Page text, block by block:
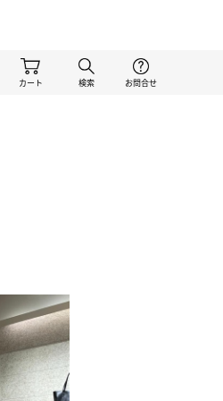
カート 検索 お問合せ